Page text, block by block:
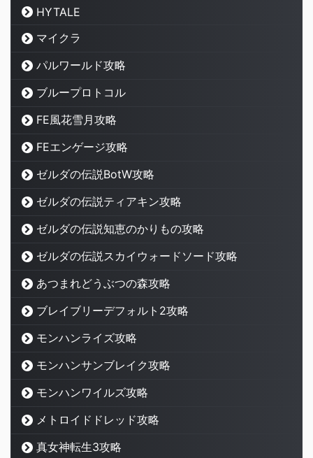
HYTALE
マイクラ
パルワールド攻略
ブループロトコル
FE風花雪月攻略
FEエンゲージ攻略
ゼルダの伝説BotW攻略
ゼルダの伝説ティアキン攻略
ゼルダの伝説知恵のかりもの攻略
ゼルダの伝説スカイウォードソード攻略
あつまれどうぶつの森攻略
ブレイブリーデフォルト2攻略
モンハンライズ攻略
モンハンサンブレイク攻略
モンハンワイルズ攻略
メトロイドドレッド攻略
真女神転生3攻略